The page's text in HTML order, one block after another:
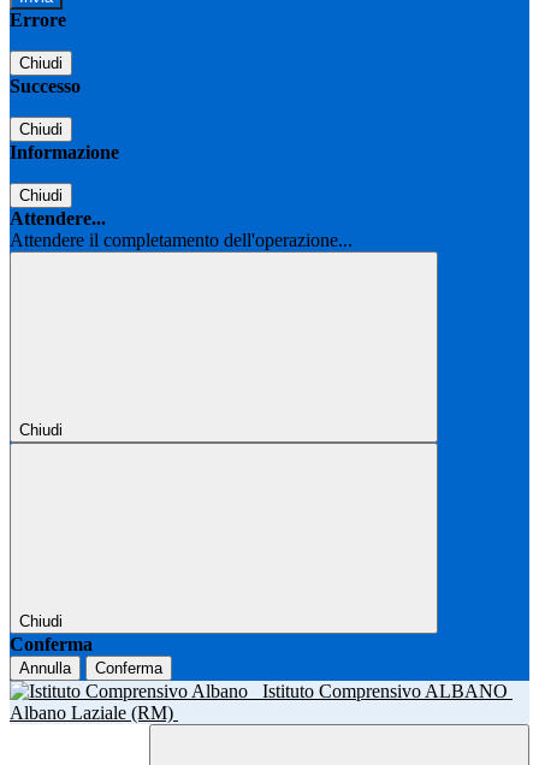
Errore
Chiudi
Successo
Chiudi
Informazione
Chiudi
Attendere...
Attendere il completamento dell'operazione...
Chiudi
Chiudi
Conferma
Annulla Conferma
Istituto Comprensivo ALBANO
Albano Laziale (RM)